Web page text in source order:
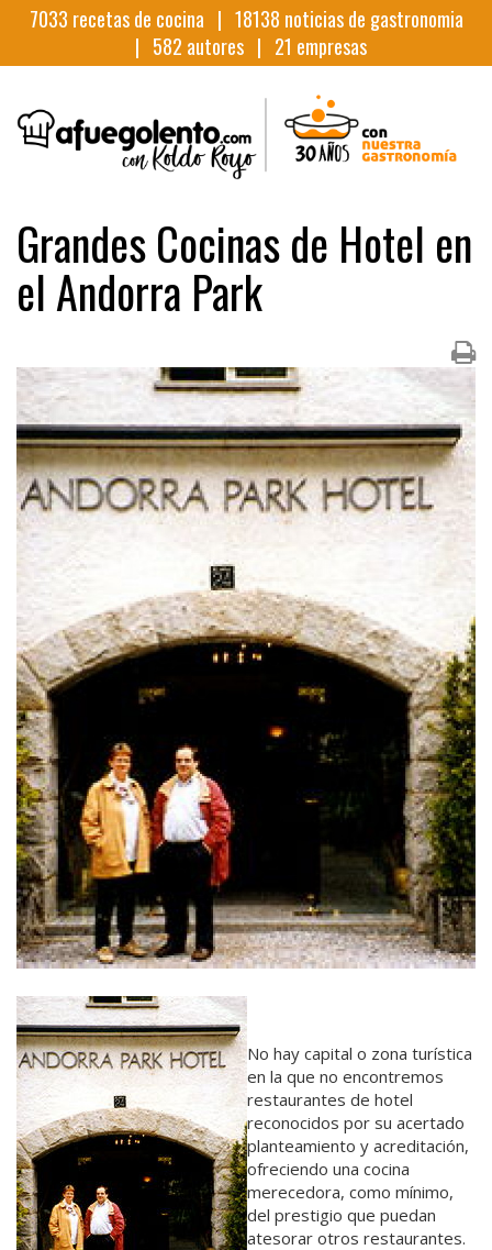
7033 recetas de cocina | 18138 noticias de gastronomia
| 582 autores | 21 empresas
Grandes Cocinas de Hotel en
el Andorra Park
No hay capital o zona turística
en la que no encontremos
restaurantes de hotel
reconocidos por su acertado
planteamiento y acreditación,
ofreciendo una cocina
merecedora, como mínimo,
del prestigio que puedan
atesorar otros restaurantes.